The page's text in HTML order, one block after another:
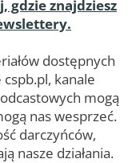
znajdziesz
dostępnych
kanale
mogą
nas wesprzeć.
darczyńców,
nasze działania.